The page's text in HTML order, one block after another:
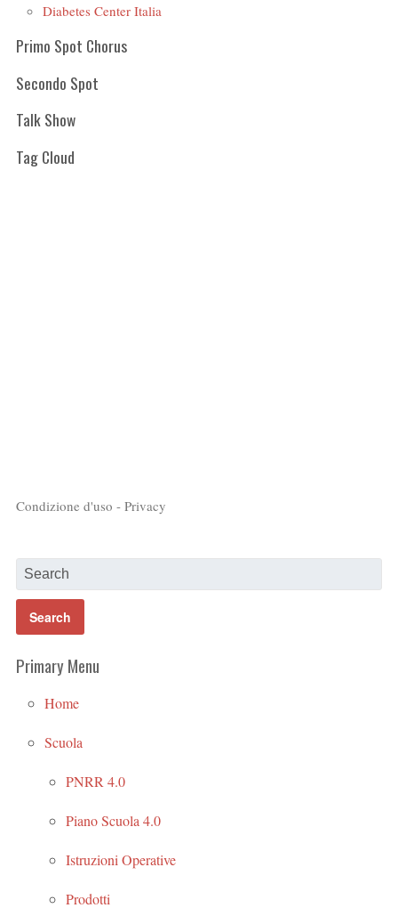
Diabetes Center Italia
Primo Spot Chorus
Secondo Spot
Talk Show
Tag Cloud
Condizione d'uso - Privacy
Primary Menu
Home
Scuola
PNRR 4.0
Piano Scuola 4.0
Istruzioni Operative
Prodotti